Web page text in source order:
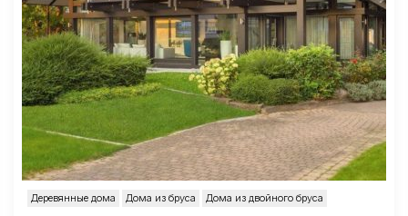
Деревянные дома Дома из бруса Дома из двойного бруса